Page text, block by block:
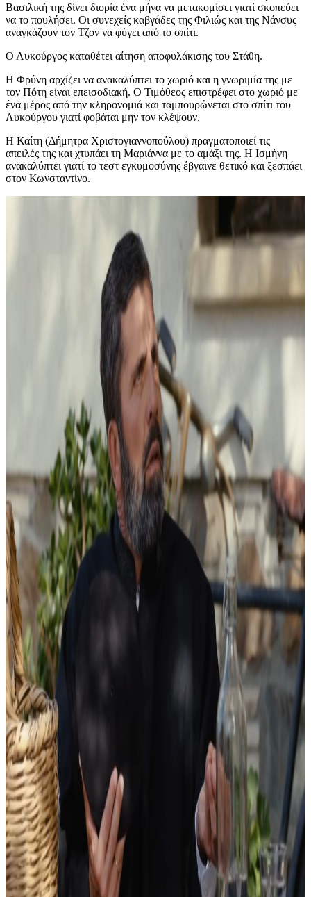
Βασιλική της δίνει διορία ένα μήνα να μετακομίσει γιατί σκοπεύει
να το πουλήσει. Οι συνεχείς καβγάδες της Φιλιώς και της Νάνσυς
αναγκάζουν τον Τζον να φύγει από το σπίτι.
Ο Λυκούργος καταθέτει αίτηση αποφυλάκισης του Στάθη.
Η Φρύνη αρχίζει να ανακαλύπτει το χωριό και η γνωριμία της με
τον Πότη είναι επεισοδιακή. Ο Τιμόθεος επιστρέφει στο χωριό με
ένα μέρος από την κληρονομιά και ταμπουρώνεται στο σπίτι του
Λυκούργου γιατί φοβάται μην τον κλέψουν.
Η Καίτη (Δήμητρα Χριστογιαννοπούλου) πραγματοποιεί τις
απειλές της και χτυπάει τη Μαριάννα με το αμάξι της. Η Ισμήνη
ανακαλύπτει γιατί το τεστ εγκυμοσύνης έβγαινε θετικό και ξεσπάει
στον Κωνσταντίνο.